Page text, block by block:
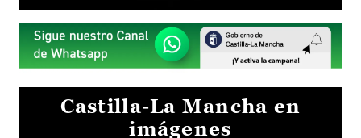
Castilla-La Mancha en
imágenes